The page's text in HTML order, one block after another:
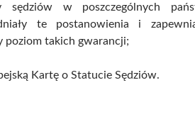
sędziów w poszczególnych
te postanowienia i
poziom takich gwarancji;
Kartę o Statucie Sędziów.